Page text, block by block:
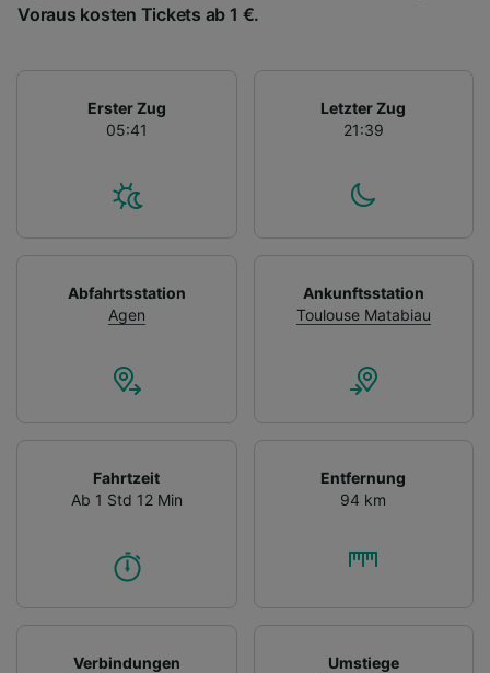
Voraus kosten Tickets ab 1 €.
Erster Zug
05:41
Letzter Zug
21:39
Abfahrtsstation
Agen
Ankunftsstation
Toulouse Matabiau
Fahrtzeit
Ab 1 Std 12 Min
Entfernung
94 km
Verbindungen
Umstiege